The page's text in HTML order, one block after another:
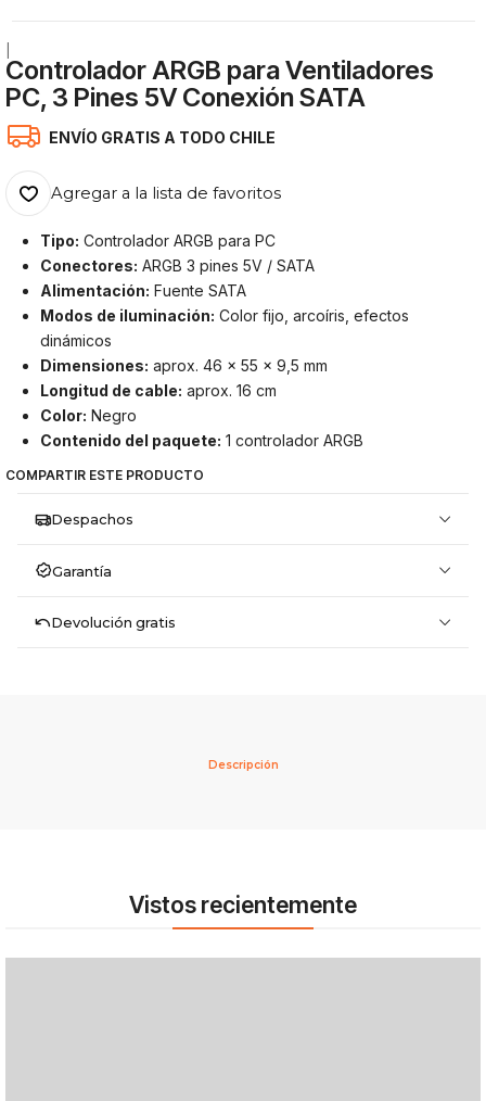
Controlador ARGB para Ventiladores
PC, 3 Pines 5V Conexión SATA
ENVÍO GRATIS A TODO CHILE
Agregar a la lista de favoritos
Tipo: Controlador ARGB para PC
Conectores: ARGB 3 pines 5V / SATA
Alimentación: Fuente SATA
Modos de iluminación: Color fijo, arcoíris, efectos
dinámicos
Dimensiones: aprox. 46 x 55 x 9,5 mm
Longitud de cable: aprox. 16 cm
Color: Negro
Contenido del paquete: 1 controlador ARGB
COMPARTIR ESTE PRODUCTO
Despachos
Garantía
Devolución gratis
Descripción
Vistos recientemente